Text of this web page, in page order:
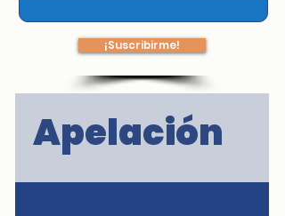
¡Suscribirme!
Apelación